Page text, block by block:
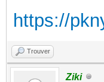
https://
Trouver
Ziki